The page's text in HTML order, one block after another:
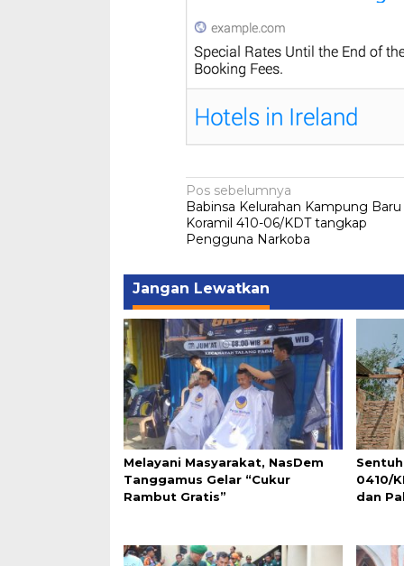
Navigasi
pos
Pos sebelumnya
Babinsa Kelurahan Kampung Baru
Koramil 410-06/KDT tangkap
Pengguna Narkoba
Jangan Lewatkan
Melayani Masyarakat, NasDem
Tanggamus Gelar “Cukur
Rambut Gratis”
0410/
dan